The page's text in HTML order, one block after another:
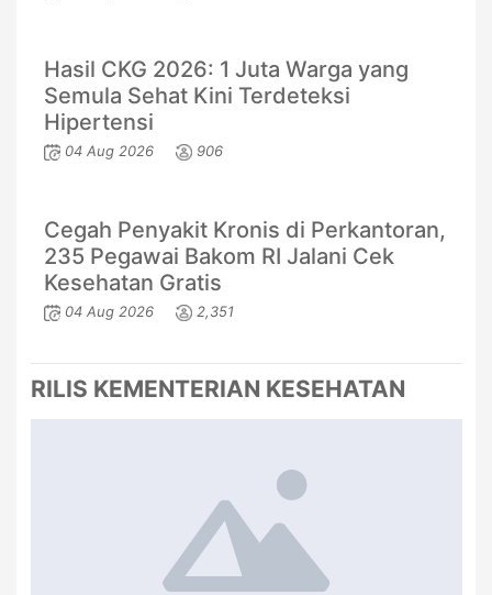
Hasil CKG 2026: 1 Juta Warga yang
Semula Sehat Kini Terdeteksi
Hipertensi
04 Aug 2026 906
Cegah Penyakit Kronis di Perkantoran,
235 Pegawai Bakom RI Jalani Cek
Kesehatan Gratis
04 Aug 2026 2,351
RILIS KEMENTERIAN KESEHATAN